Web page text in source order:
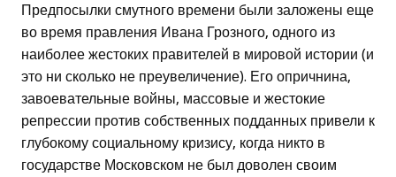
Предпосылки смутного времени были заложены еще
во время правления Ивана Грозного, одного из
наиболее жестоких правителей в мировой истории (и
это ни сколько не преувеличение). Его опричнина,
завоевательные войны, массовые и жестокие
репрессии против собственных подданных привели к
глубокому социальному кризису, когда никто в
государстве Московском не был доволен своим